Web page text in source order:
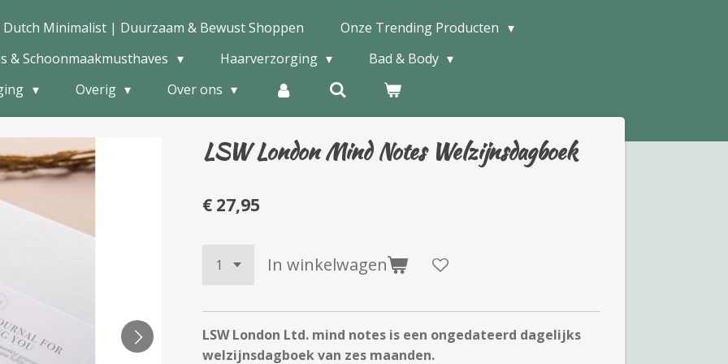
Minimalist | Duurzaam & Bewust Shoppen
Onze Trending Producten
& Schoonmaakmusthaves
Haarverzorging
Bad & Body
Overig Over ons
LSW London Mind Notes Welzijnsdagboek
€ 27,95
In winkelwagen
LSW London Ltd. mind notes is een ongedateerd dagelijks
welzijnsdagboek van zes maanden.